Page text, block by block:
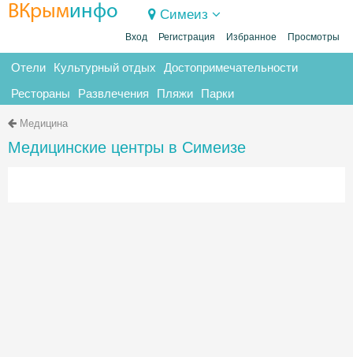
ВКрыминфо Симеиз
Вход Регистрация Избранное Просмотры
Отели Культурный отдых Достопримечательности
Рестораны Развлечения Пляжи Парки
Медицина
Медицинские центры в Симеизе